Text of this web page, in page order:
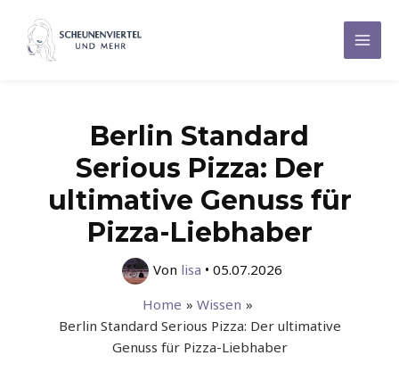
Inhalt
springen
Main
Berlin Standard
Serious Pizza: Der
ultimative Genuss für
Pizza-Liebhaber
Von lisa • 05.07.2026
Home
Wissen
Berlin Standard Serious Pizza: Der ultimative
Genuss für Pizza-Liebhaber